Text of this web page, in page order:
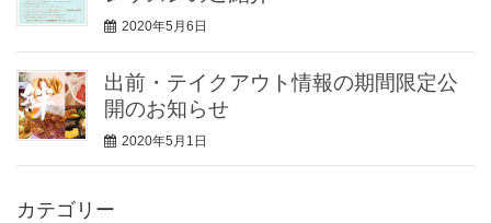
2020年5月6日
出前・テイクアウト情報の期間限定公
開のお知らせ
2020年5月1日
カテゴリー